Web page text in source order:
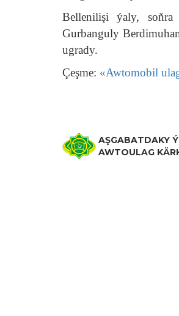
Bellenilişi ýaly,
Gurbanguly
ugrady.
Çeşme: «Awtomobil
AŞGABATDAKY
AWTOULAG